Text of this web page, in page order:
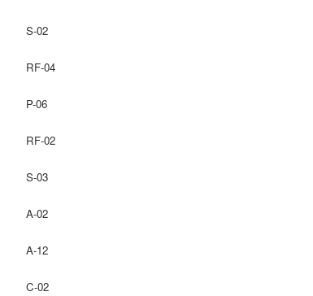
S-02
RF-04
P-06
RF-02
S-03
A-02
A-12
C-02